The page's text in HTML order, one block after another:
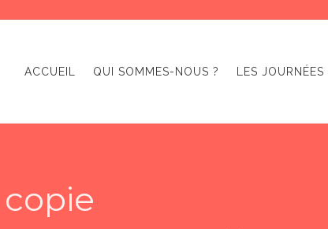
ACCUEIL QUI SOMMES-NOUS ? LES